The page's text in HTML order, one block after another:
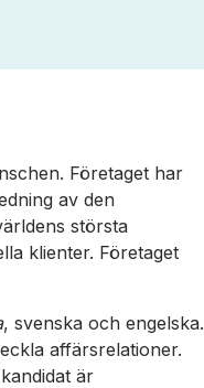
Företaget har
av den
största
klienter. Företaget
, svenska och engelska.
affärsrelationer.
är